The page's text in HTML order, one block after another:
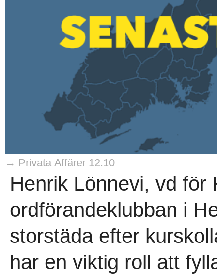
→ Privata Affärer 12:10
Henrik Lönnevi, vd för
ordförandeklubban i
storstäda efter
har en viktig roll att